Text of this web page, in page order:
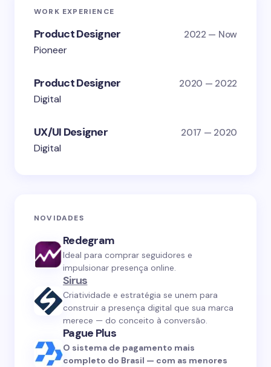
WORK EXPERIENCE
Product Designer 2022 — Now
Pioneer
Product Designer 2020 — 2022
Digital
UX/UI Designer 2017 — 2020
Digital
NOVIDADES
Redegram
Ideal para comprar seguidores e
impulsionar presença online.
Sirus
Criatividade e estratégia se unem para
construir a presença digital que sua marca
merece — do conceito à conversão.
Pague Plus
O sistema de pagamento mais
completo do Brasil — com as menores